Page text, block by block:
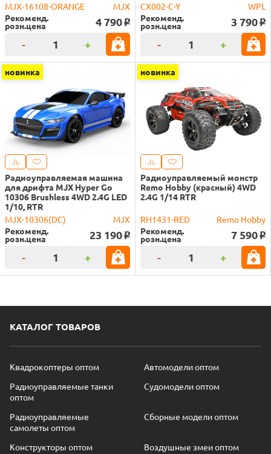
MJX-16108-ORANGE
MJX
Рекоменд.
розн.цена 4 790 o
- +
CX002-C-Y
WPL
Рекоменд.
розн.цена 3 790 o
- +
новинка
Радиоуправляемая машина
для дрифта MJX Hyper Go
10306 Brushless 4WD 2.4G LED
1/10, RTR
MJX-10306(DC)
MJX
Рекоменд.
розн.цена 23 190 o
- +
новинка
Радиоуправляемый монстр
Remo Hobby (красный) 4WD
2.4G 1/14 RTR
RH1431-RED
Remo Hobby
Рекоменд.
розн.цена 7 590 o
- +
КАТАЛОГ ТОВАРОВ
Квадрокоптеры оптом
Автомодели оптом
Радиоуправляемые танки
оптом
Судомодели оптом
Радиоуправляемые
самолеты оптом
Сборные модели оптом
Конструкторы оптом
Воздушные змеи оптом